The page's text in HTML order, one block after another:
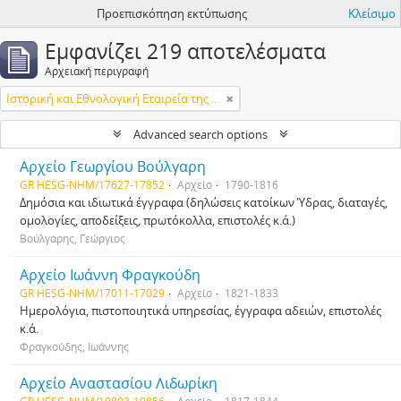
Προεπισκόπηση εκτύπωσης Κλείσιμο
Εμφανίζει 219 αποτελέσματα
Αρχειακή περιγραφή
Ιστορική και Εθνολογική Εταιρεία της Ελλάδος
Advanced search options
Αρχείο Γεωργίου Βούλγαρη
GR HESG-NHM/17627-17852 Αρχείο 1790-1816
Δημόσια και ιδιωτικά έγγραφα (δηλώσεις κατοίκων Ύδρας, διαταγές,
ομολογίες, αποδείξεις, πρωτόκολλα, επιστολές κ.ά.)
Βούλγαρης, Γεώργιος
Αρχείο Ιωάννη Φραγκούδη
GR HESG-NHM/17011-17029 Αρχείο 1821-1833
Ημερολόγια, πιστοποιητικά υπηρεσίας, έγγραφα αδειών, επιστολές
κ.ά.
Φραγκούδης, Ιωάννης
Αρχείο Αναστασίου Λιδωρίκη